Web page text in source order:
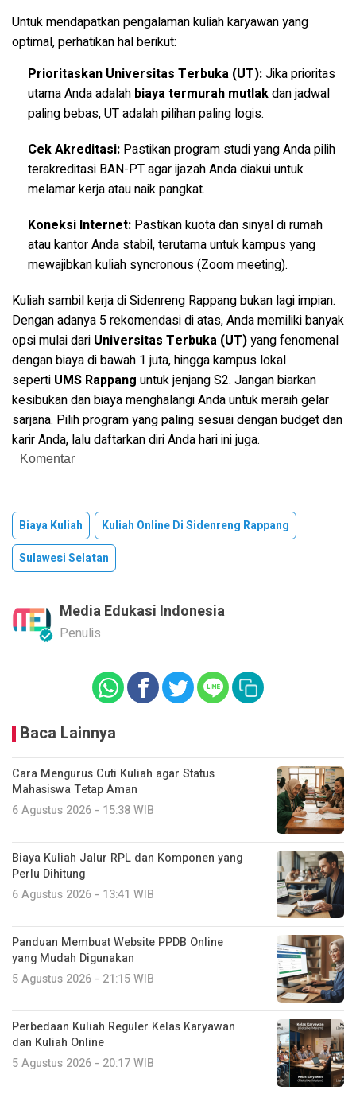
Untuk mendapatkan pengalaman kuliah karyawan yang
optimal, perhatikan hal berikut:
Prioritaskan Universitas Terbuka (UT):Jika prioritas
utama Anda adalah biaya termurah mutlakdan jadwal
paling bebas, UT adalah pilihan paling logis.
Cek Akreditasi: Pastikan program studi yang Anda pilih
terakreditasi BAN-PT agar ijazah Anda diakui untuk
melamar kerja atau naik pangkat.
Koneksi Internet: Pastikan kuota dan sinyal di rumah
atau kantor Anda stabil, terutama untuk kampus yang
mewajibkan kuliah syncronous (Zoom meeting).
Kuliah sambil kerja di Sidenreng Rappang bukan lagi impian.
Dengan adanya 5 rekomendasi di atas, Anda memiliki banyak
opsi mulai dari Universitas Terbuka (UT)yang fenomenal
dengan biaya di bawah 1 juta, hingga kampus lokal
seperti UMS Rappang untuk jenjang S2. Jangan biarkan
kesibukan dan biaya menghalangi Anda untuk meraih gelar
sarjana. Pilih program yang paling sesuai dengan budget dan
karir Anda, lalu daftarkan diri Anda hari ini juga.
Komentar
Biaya Kuliah
Kuliah Online Di Sidenreng Rappang
Sulawesi Selatan
Media Edukasi Indonesia
Penulis
Baca Lainnya
Cara Mengurus Cuti Kuliah agar Status
Mahasiswa Tetap Aman
6 Agustus 2026 - 15:38 WIB
Biaya Kuliah Jalur RPL dan Komponen yang
Perlu Dihitung
6 Agustus 2026 - 13:41 WIB
Panduan Membuat Website PPDB Online
yang Mudah Digunakan
5 Agustus 2026 - 21:15 WIB
Perbedaan Kuliah Reguler Kelas Karyawan
dan Kuliah Online
5 Agustus 2026 - 20:17 WIB